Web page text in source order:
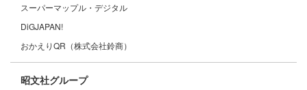
スーパーマップル・デジタル
DiGJAPAN!
おかえりQR（株式会社鈴商）
昭文社グループ